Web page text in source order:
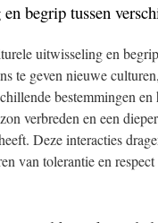
begrip tussen
uitwisseling en
te geven nieuwe
bestemmingen
verbreden en een
Deze interacties
van tolerantie en